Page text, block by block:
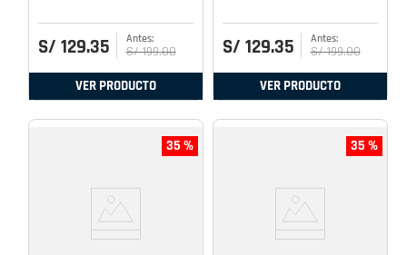
S/ 129.35 S/ 199.00
VER PRODUCTO
S/ 129.35 S/ 199.00
VER PRODUCTO
35 % 35 %